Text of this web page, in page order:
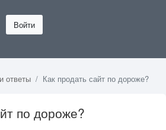
Войти
ответы Как продать сайт по дороже?
по дороже?